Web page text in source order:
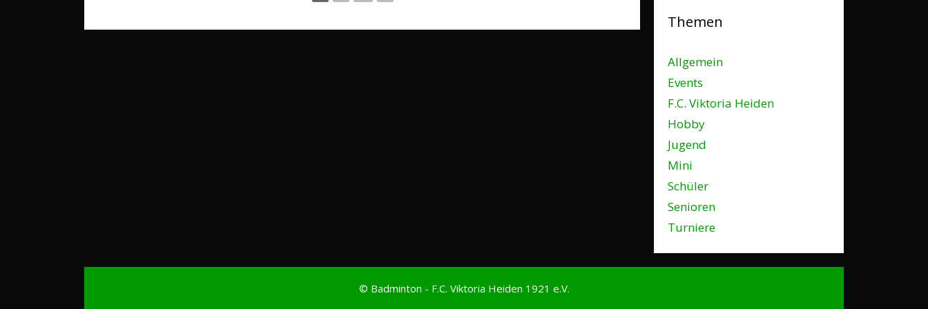
Themen
Allgemein
Events
F.C. Viktoria Heiden
Hobby
Jugend
Mini
Schüler
Senioren
Turniere
© Badminton - F.C. Viktoria Heiden 1921 e.V.